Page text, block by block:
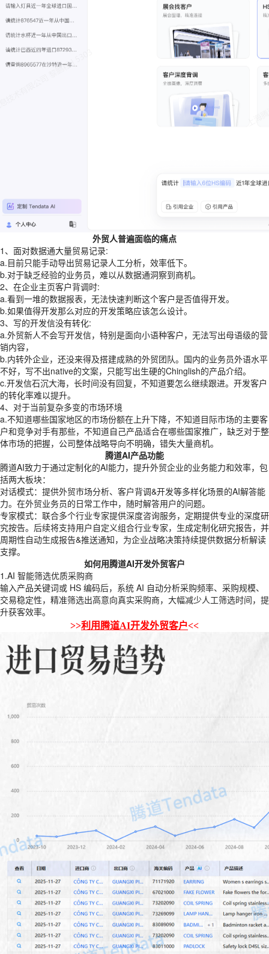
外贸人普遍面临的痛点
1、面对数据通大量贸易记录:
a.目前只能手动导出贸易记录人工分析，效率低下。
b.对于缺乏经验的业务员，难以从数据通洞察到商机。
2、在企业主页客户背调时:
a.看到一堆的数据报表，无法快速判断这个客户是否值得开发。
b.如果值得开发那么对应的开发策略应该怎么设计。
3、写的开发信没有转化:
a.外贸新人不会写开发信，特别是面向小语种客户，无法写出母语级的营
销内容，
b.内转外企业，还没来得及搭建成熟的外贸团队。国内的业务员外语水平
不好，写不出native的文案，只能写出生硬的Chinglish的产品介绍。
c.开发信石沉大海，长时间没有回复，不知道要怎么继续跟进。开发客户
的转化率难以提升。
4、对于当前复杂多变的市场环境
a.不知道哪些国家地区的市场份额在上升下降，不知道目际市场的主要客
户和竞争对手有那些，不知道自己产品适合在哪些国家推广，缺乏对于整
体市场的把握，公司整体战略导向不明确，错失大量商机。
腾道AI产品功能
腾道AI致力于通过定制化的AI能力，提升外贸企业的业务能力和效率，包
括两大板块：
对话模式：提供外贸市场分析、客户背调&开发等多样化场景的AI解答能
力。在外贸业务员的日常工作中，随时解答用户的问题。
专家模式：联合多个行业专家提供深度咨询服务，定期提供专业的深度研
究按告。后续将支持用户自定义组合行业专家，生成定制化研究报告，并
周期性自动生成报告&推送通知，为企业战略决策持续提供数据分析解读
支撑。
如何用腾道AI开发外贸客户
1.AI 智能筛选优质采购商
输入产品关键词或 HS 编码后，系统 AI 自动分析采购频率、采购规模、
交易稳定性，精准筛选出高意向真实采购商，大幅减少人工筛选时间，提
升获客效率。
>>利用腾道AI开发外贸客户<<